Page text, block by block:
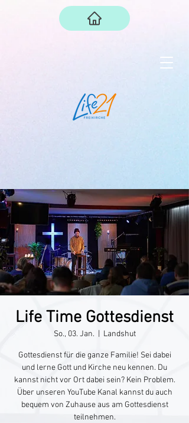
Life Time Gottesdienst
So., 03. Jan. Landshut
Gottesdienst für die ganze Familie! Sei dabei
und lerne Gott und Kirche neu kennen. Du
kannst nicht vor Ort dabei sein? Kein Problem.
Über unseren YouTube Kanal kannst du auch
bequem von Zuhause aus am Gottesdienst
teilnehmen.